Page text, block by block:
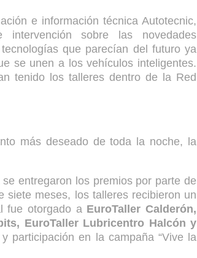
e información técnica Autotecnic,
sobre las novedades
que parecían del futuro ya
se unen a los vehículos inteligentes.
tenido los talleres dentro de la Red
más deseado de toda la noche, la
entregaron los premios por parte de
siete meses, los talleres recibieron un
fue otorgado a EuroTaller Calderón,
EuroTaller Lubricentro Halcón y
participación en la campaña “Vive la